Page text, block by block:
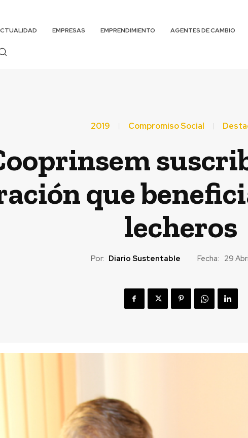
EMPRESAS EMPRENDIMIENTO AGENTES DE CAMBIO
2019 Compromiso Social
que
lecheros
Por: Diario Sustentable Fecha: 29